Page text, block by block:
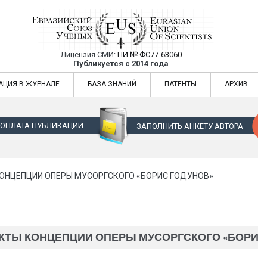
Евразийский Союз Ученых —
Лицензия СМИ: ПИ № ФС77-63060
Публикуется с 2014 года
Союз Ученых — публикация научных статей в
В ЖУРНАЛЕ БАЗА ЗНАНИЙ ПАТЕНТЫ АРХИВ
ОПЛАТА ПУБЛИКАЦИИ ЗАПОЛНИТЬ АНКЕТУ АВТОРА
ОПЕРЫ МУСОРГСКОГО «БОРИС ГОДУНОВ»
КОНЦЕПЦИИ ОПЕРЫ МУСОРГСКОГО